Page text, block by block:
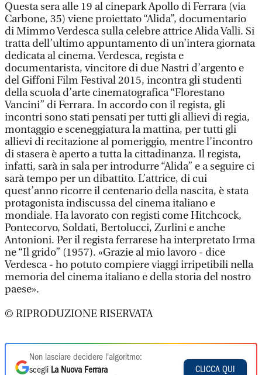
Questa sera alle 19 al cinepark Apollo di Ferrara (via
Carbone, 35) viene proiettato “Alida”, documentario
di Mimmo Verdesca sulla celebre attrice Alida Valli. Si
tratta dell’ultimo appuntamento di un’intera giornata
dedicata al cinema. Verdesca, regista e
documentarista, vincitore di due Nastri d’argento e
del Giffoni Film Festival 2015, incontra gli studenti
della scuola d’arte cinematografica “Florestano
Vancini” di Ferrara. In accordo con il regista, gli
incontri sono stati pensati per tutti gli allievi di regia,
montaggio e sceneggiatura la mattina, per tutti gli
allievi di recitazione al pomeriggio, mentre l’incontro
di stasera è aperto a tutta la cittadinanza. Il regista,
infatti, sarà in sala per introdurre “Alida” e a seguire ci
sarà tempo per un dibattito. L’attrice, di cui
quest’anno ricorre il centenario della nascita, è stata
protagonista indiscussa del cinema italiano e
mondiale. Ha lavorato con registi come Hitchcock,
Pontecorvo, Soldati, Bertolucci, Zurlini e anche
Antonioni. Per il regista ferrarese ha interpretato Irma
ne “Il grido” (1957). «Grazie al mio lavoro - dice
Verdesca - ho potuto compiere viaggi irripetibili nella
memoria del cinema italiano e della storia del nostro
paese».
© RIPRODUZIONE RISERVATA
Non lasciare decidere l'algoritmo:
scegli La Nuova Ferrara
CLICCA QUI